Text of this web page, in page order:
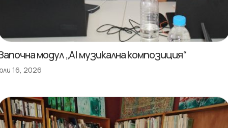
модул „AI музикална композиция“
16, 2026